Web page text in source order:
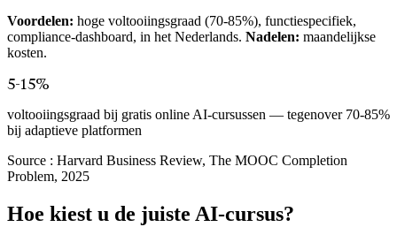
Voordelen: hoge voltooiingsgraad (70-85%), functiespecifiek,
compliance-dashboard, in het Nederlands. Nadelen: maandelijkse
kosten.
5-15%
voltooiingsgraad bij gratis online AI-cursussen — tegenover 70-85%
bij adaptieve platformen
Source : Harvard Business Review, The MOOC Completion
Problem, 2025
Hoe kiest u de juiste AI-cursus?